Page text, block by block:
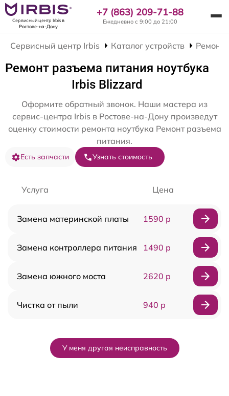
Сервисный центр Irbisв
Ростове-на-Дону
+7 (863) 209-71-88
Ежедневно с 9:00 до 21:00
Сервисный центр Irbis Каталог устройств Ремонт
Ремонт разъема питания ноутбука
Irbis Blizzard
Оформите обратный звонок. Наши мастера из
сервис-центра Irbis в Ростове-на-Дону произведут
оценку стоимости ремонта ноутбука Ремонт разъема
питания.
Есть запчасти Узнать стоимость
Услуга Цена
Замена материнской платы 1590 р
Замена контроллера питания 1490 р
Замена южного моста 2620 р
Чистка от пыли 940 р
У меня другая неисправность